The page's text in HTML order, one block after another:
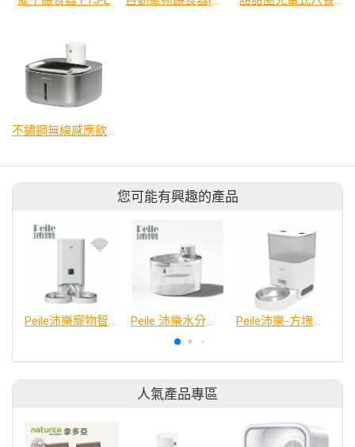
不鏽鋼無線感應飲水機 W4-S1
您可能有興趣的產品
Peile沛樂寵物智能餵食器 WIFI版 Peile 沛樂水分子智能飲水機(全機水電分離/馬達一鍵清洗) Peile沛樂-方塊餵食器(WiFi版)
人氣產品專區